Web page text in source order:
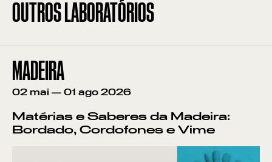
OUTROS LABORATÓRIOS
MADEIRA
02 mai — 01 ago 2026
Matérias e Saberes da Madeira:
Bordado, Cordofones e Vime